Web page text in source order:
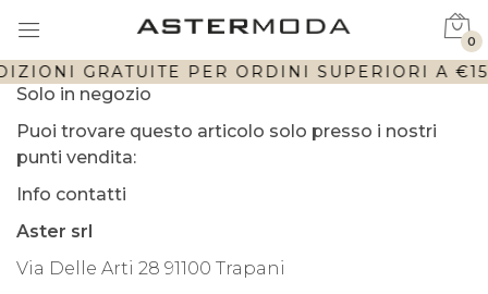
GRATUITE PER ORDINI SUPERIORI A
0
Solo in negozio
Puoi trovare questo articolo solo presso i nostri
punti vendita:
Info contatti
Aster srl
Via Delle Arti 28 91100 Trapani